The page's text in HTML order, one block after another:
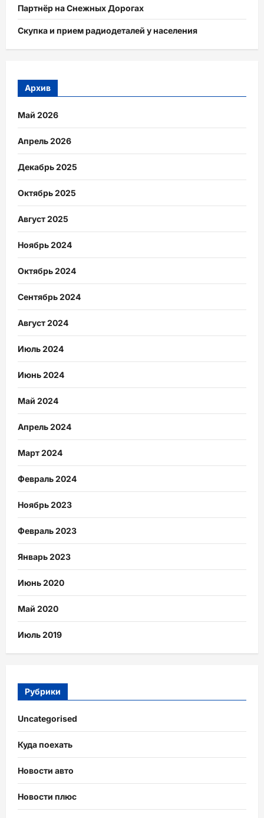
Партнёр на Снежных Дорогах
Скупка и прием радиодеталей у населения
Архив
Май 2026
Апрель 2026
Декабрь 2025
Октябрь 2025
Август 2025
Ноябрь 2024
Октябрь 2024
Сентябрь 2024
Август 2024
Июль 2024
Июнь 2024
Май 2024
Апрель 2024
Март 2024
Февраль 2024
Ноябрь 2023
Февраль 2023
Январь 2023
Июнь 2020
Май 2020
Июль 2019
Рубрики
Uncategorised
Куда поехать
Новости авто
Новости плюс